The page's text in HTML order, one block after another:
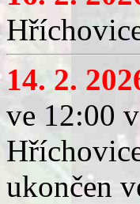
14. 2.
ve 12:00
ukončen